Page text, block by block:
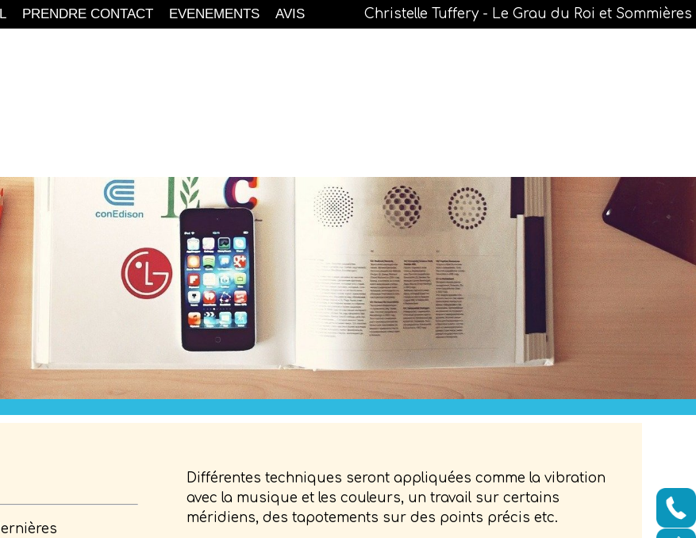
PRENDRE CONTACT EVENEMENTS AVIS Christelle Tuffery - Le Grau du Roi et Sommières
Différentes techniques seront appliquées comme la vibration
avec la musique et les couleurs, un travail sur certains
méridiens, des tapotements sur des points précis etc.